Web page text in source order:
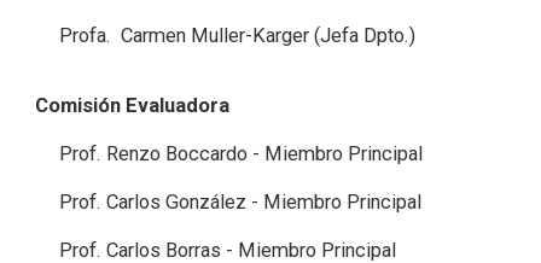
Profa. Carmen Muller-Karger (Jefa Dpto.)
Comisión Evaluadora
Prof. Renzo Boccardo - Miembro Principal
Prof. Carlos González - Miembro Principal
Prof. Carlos Borras - Miembro Principal